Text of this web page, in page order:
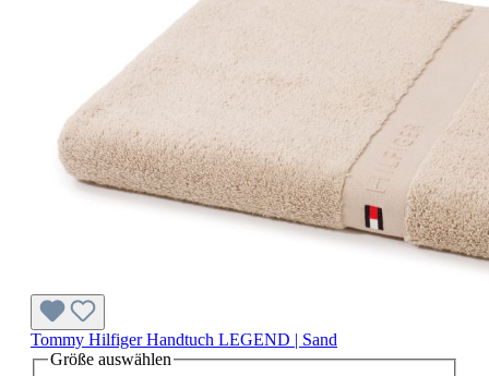
Tommy Hilfiger Handtuch LEGEND | Sand
Größe auswählen